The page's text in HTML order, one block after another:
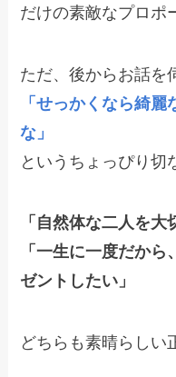
だけの素敵なプロポ
ただ、後からお話を
「せっかくなら綺
な」
というちょっぴり切
「自然体な二人を大
「一生に一度だか
ゼントしたい」
どちらも素晴らしい